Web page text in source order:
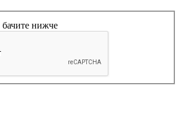
бачите нижче